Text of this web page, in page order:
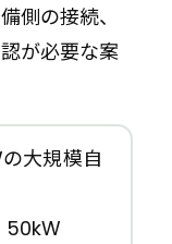
側の接続、
が必要な案
大規模自
50kW